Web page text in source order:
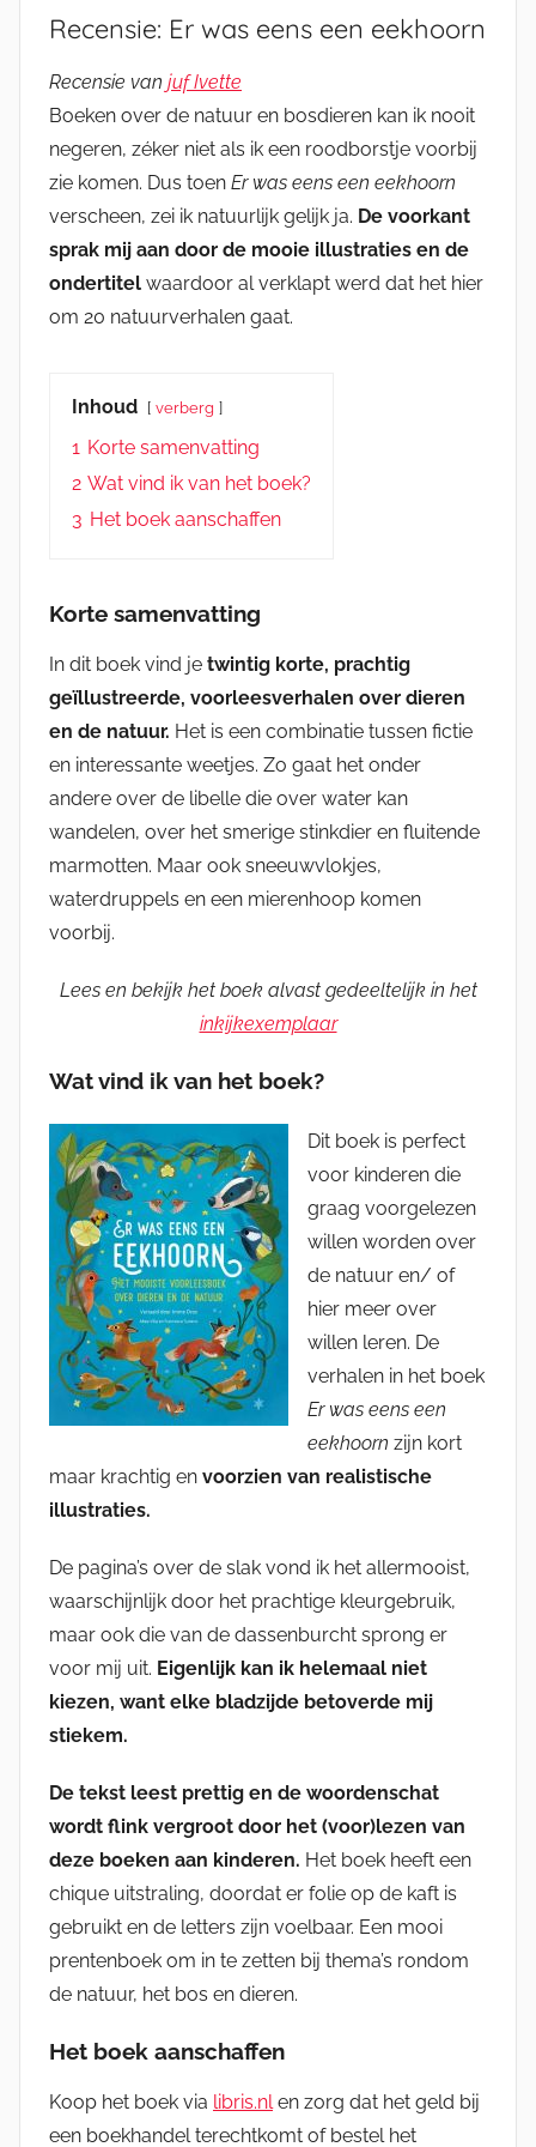
Recensie: Er was eens een eekhoorn
Recensie van juf Ivette
Boeken over de natuur en bosdieren kan ik nooit
negeren, zéker niet als ik een roodborstje voorbij
zie komen. Dus toen Er was eens een eekhoorn
verscheen, zei ik natuurlijk gelijk ja. De voorkant
sprak mij aan door de mooie illustraties en de
ondertitel waardoor al verklapt werd dat het hier
om 20 natuurverhalen gaat.
Inhoud verberg
1 Korte samenvatting
2 Wat vind ik van het boek?
3 Het boek aanschaffen
Korte samenvatting
In dit boek vind je twintig korte, prachtig
geïllustreerde, voorleesverhalen over dieren
en de natuur. Het is een combinatie tussen fictie
en interessante weetjes. Zo gaat het onder
andere over de libelle die over water kan
wandelen, over het smerige stinkdier en fluitende
marmotten. Maar ook sneeuwvlokjes,
waterdruppels en een mierenhoop komen
voorbij.
Lees en bekijk het boek alvast gedeeltelijk in het
inkijkexemplaar
Wat vind ik van het boek?
Dit boek is perfect
voor kinderen die
graag voorgelezen
willen worden over
de natuur en/ of
hier meer over
willen leren. De
verhalen in het boek
Er was eens een
eekhoorn zijn kort
maar krachtig en voorzien van realistische
illustraties.
De pagina’s over de slak vond ik het allermooist,
waarschijnlijk door het prachtige kleurgebruik,
maar ook die van de dassenburcht sprong er
voor mij uit. Eigenlijk kan ik helemaal niet
kiezen, want elke bladzijde betoverde mij
stiekem.
De tekst leest prettig en de woordenschat
wordt flink vergroot door het (voor)lezen van
deze boeken aan kinderen. Het boek heeft een
chique uitstraling, doordat er folie op de kaft is
gebruikt en de letters zijn voelbaar. Een mooi
prentenboek om in te zetten bij thema’s rondom
de natuur, het bos en dieren.
Het boek aanschaffen
Koop het boek via libris.nlen zorg dat het geld bij
een boekhandel terechtkomt of bestel het